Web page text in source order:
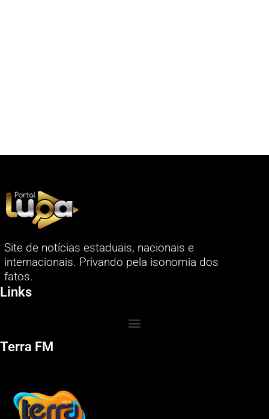
Site de notícias estaduais, nacionais e
internacionais. Privando pela isonomia dos
fatos.
Links
Terra FM